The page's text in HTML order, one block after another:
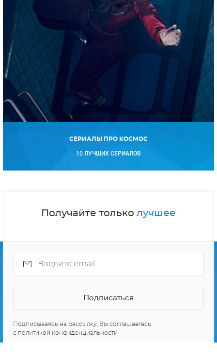
СЕРИАЛЫ ПРО КОСМОС
10 ЛУЧШИХ СЕРИАЛОВ
Получайте только лучшее
Подписываясь на рассылку, Вы соглашаетесь
с политикой конфиденциальности